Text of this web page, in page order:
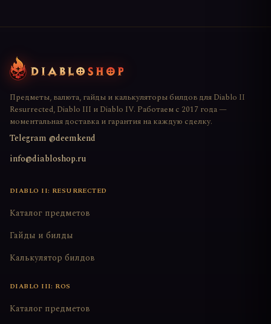
Предметы, валюта, гайды и калькуляторы билдов для Diablo II
Resurrected, Diablo III и Diablo IV. Работаем с 2017 года —
моментальная доставка и гарантия на каждую сделку.
Telegram @deemkend
info@diabloshop.ru
DIABLO II: RESURRECTED
Каталог предметов
Гайды и билды
Калькулятор билдов
DIABLO III: ROS
Каталог предметов